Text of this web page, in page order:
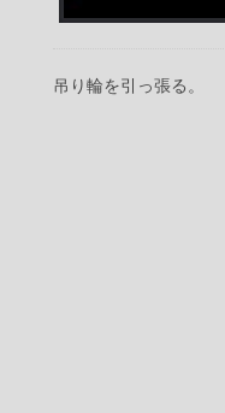
吊り輪を引っ張る。